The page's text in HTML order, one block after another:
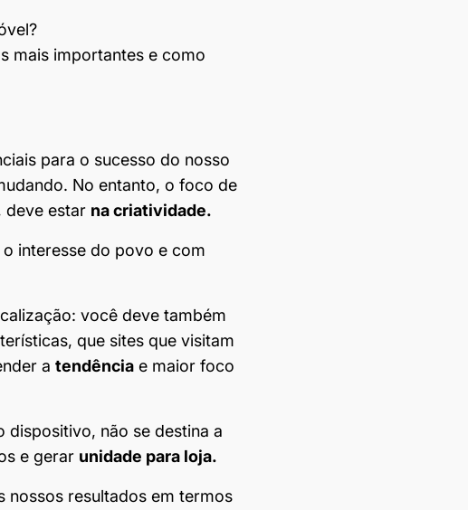
mais importantes e como
para o sucesso do nosso
No entanto, o foco de
deve estar na criatividade.
interesse do povo e com
você deve também
que sites que visitam
a tendência e maior foco
dispositivo, não se destina a
e gerar unidade para loja.
nossos resultados em termos